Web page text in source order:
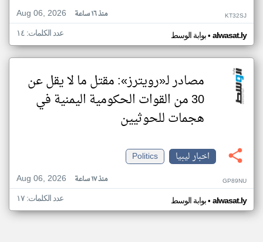
Aug 06, 2026
منذ ١٦ ساعة KT32SJ
بوابة الوسط• alwasat.ly عدد الكلمات: ١٤
مصادر لـ«رويترز»: مقتل ما لا يقل عن
30 من القوات الحكومية اليمنية في
هجمات للحوثيين
اخبار ليبيا
Politics
Aug 06, 2026
منذ ١٧ ساعة GP89NU
بوابة الوسط• alwasat.ly عدد الكلمات: ١٧